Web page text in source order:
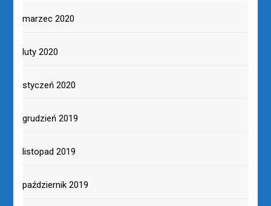
marzec 2020
luty 2020
styczeń 2020
grudzień 2019
listopad 2019
październik 2019